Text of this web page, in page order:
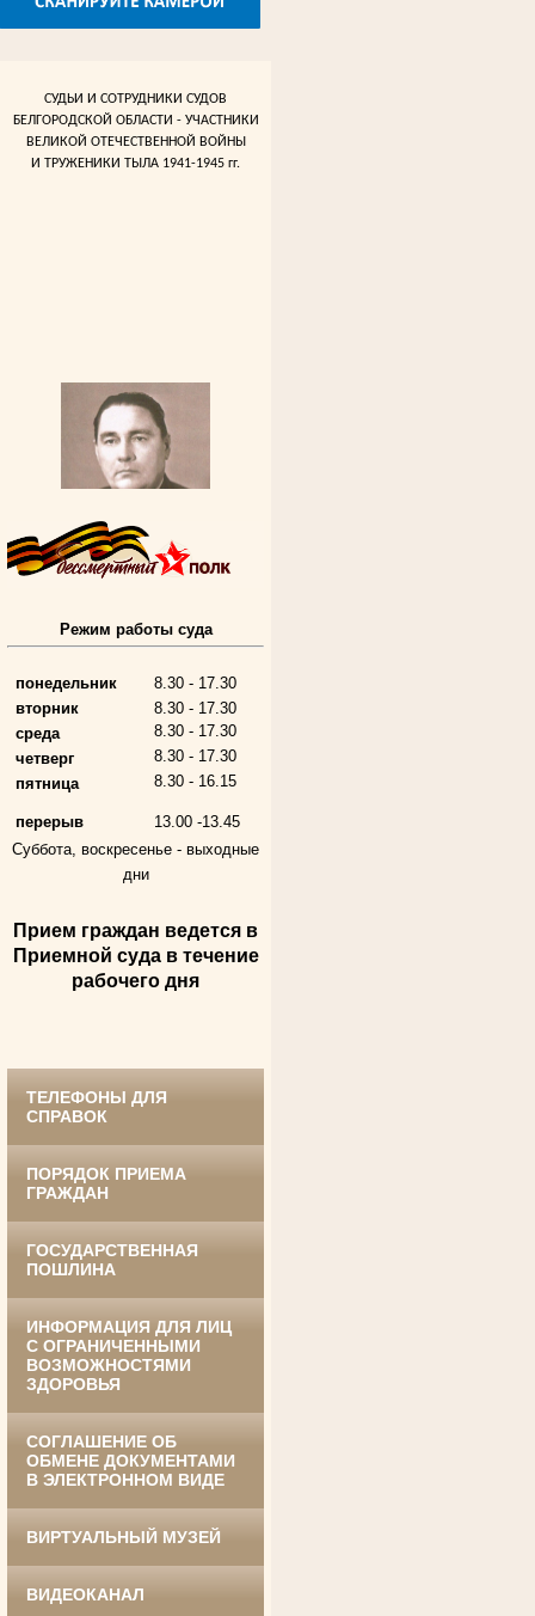
СУДЬИ И СОТРУДНИКИ СУДОВ
БЕЛГОРОДСКОЙ ОБЛАСТИ - УЧАСТНИКИ
ВЕЛИКОЙ ОТЕЧЕСТВЕННОЙ ВОЙНЫ
И ТРУЖЕНИКИ ТЫЛА 1941-1945 гг.
Алферьев Сергей Григорьевич
Участник Великой Отечественной войны
в период с 1954 по 1982 гг.
Андрющенкова Тамара Ивановна
Труженица тыла в годы
Великой Отечественной войны
Судья Белгородского областного суда
Ануприенко Иван Васильевич
Участник Великой Отечественной войны
суда
Винник Евдокия Трофимовна
Великой Отечественной войны
суда
в период с 1968 по 1981 гг.
Режим работы суда
понедельник
8.30 - 17.30
вторник
8.30 - 17.30
среда
8.30 - 17.30
четверг
8.30 - 17.30
пятница
8.30 - 16.15
перерыв
13.00 -13.45
Суббота, воскресенье - выходные
дни
Прием граждан ведется в
Приемной суда в течение
рабочего дня
ТЕЛЕФОНЫ ДЛЯ
СПРАВОК
ПОРЯДОК ПРИЕМА
ГРАЖДАН
ГОСУДАРСТВЕННАЯ
ПОШЛИНА
ИНФОРМАЦИЯ ДЛЯ ЛИЦ
С ОГРАНИЧЕННЫМИ
ВОЗМОЖНОСТЯМИ
ЗДОРОВЬЯ
СОГЛАШЕНИЕ ОБ
ОБМЕНЕ ДОКУМЕНТАМИ
В ЭЛЕКТРОННОМ ВИДЕ
ВИРТУАЛЬНЫЙ МУЗЕЙ
ВИДЕОКАНАЛ